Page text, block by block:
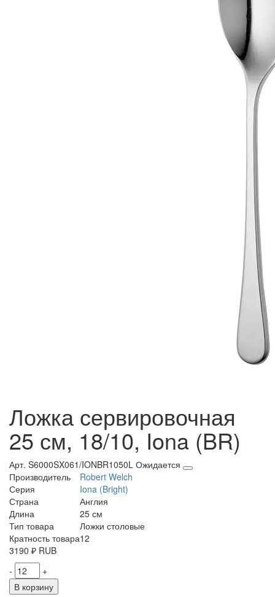
Ложка сервировочная
25 см, 18/10, Iona (BR)
Арт. S6000SX061/IONBR1050L Ожидается
Производитель
Robert Welch
Серия
Iona (Bright)
Страна
Англия
Длина
25 см
Тип товара
Ложки столовые
Кратность товара12
3190 ₽ RUB
-
+
В корзину